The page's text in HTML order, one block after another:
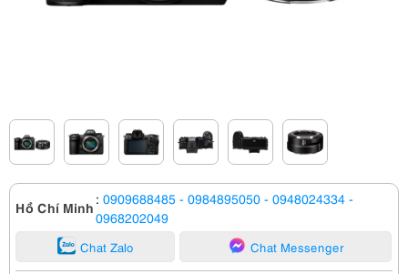
Hồ Chí Minh : 0909688485 - 0984895050 - 0948024334 -
0968202049
Chat Zalo Chat Messenger